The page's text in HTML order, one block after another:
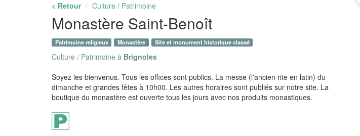
< Retour Culture / Patrimoine
Monastère Saint-Benoît
Patrimoine religieux Monastère Site et monument historique classé
Culture / Patrimoine à Brignoles
Soyez les bienvenus. Tous les offices sont publics. La messe (l'ancien rite en latin) du
dimanche et grandes fêtes à 10h00. Les autres horaires sont publiés sur notre site. La
boutique du monastère est ouverte tous les jours avec nos produits monastiques.